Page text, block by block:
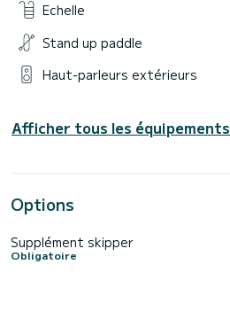
Echelle
Stand up paddle
Haut-parleurs extérieurs
Afficher tous les équipements
Options
Supplément skipper
Obligatoire